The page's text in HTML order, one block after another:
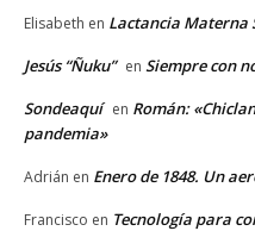
Elisabeth en Lactancia Materna
Jesús “Ñuku” en Siempre con
Sondeaquí en Román:
pandemia»
Adrián en Enero de 1848. Un
Francisco en Tecnología para